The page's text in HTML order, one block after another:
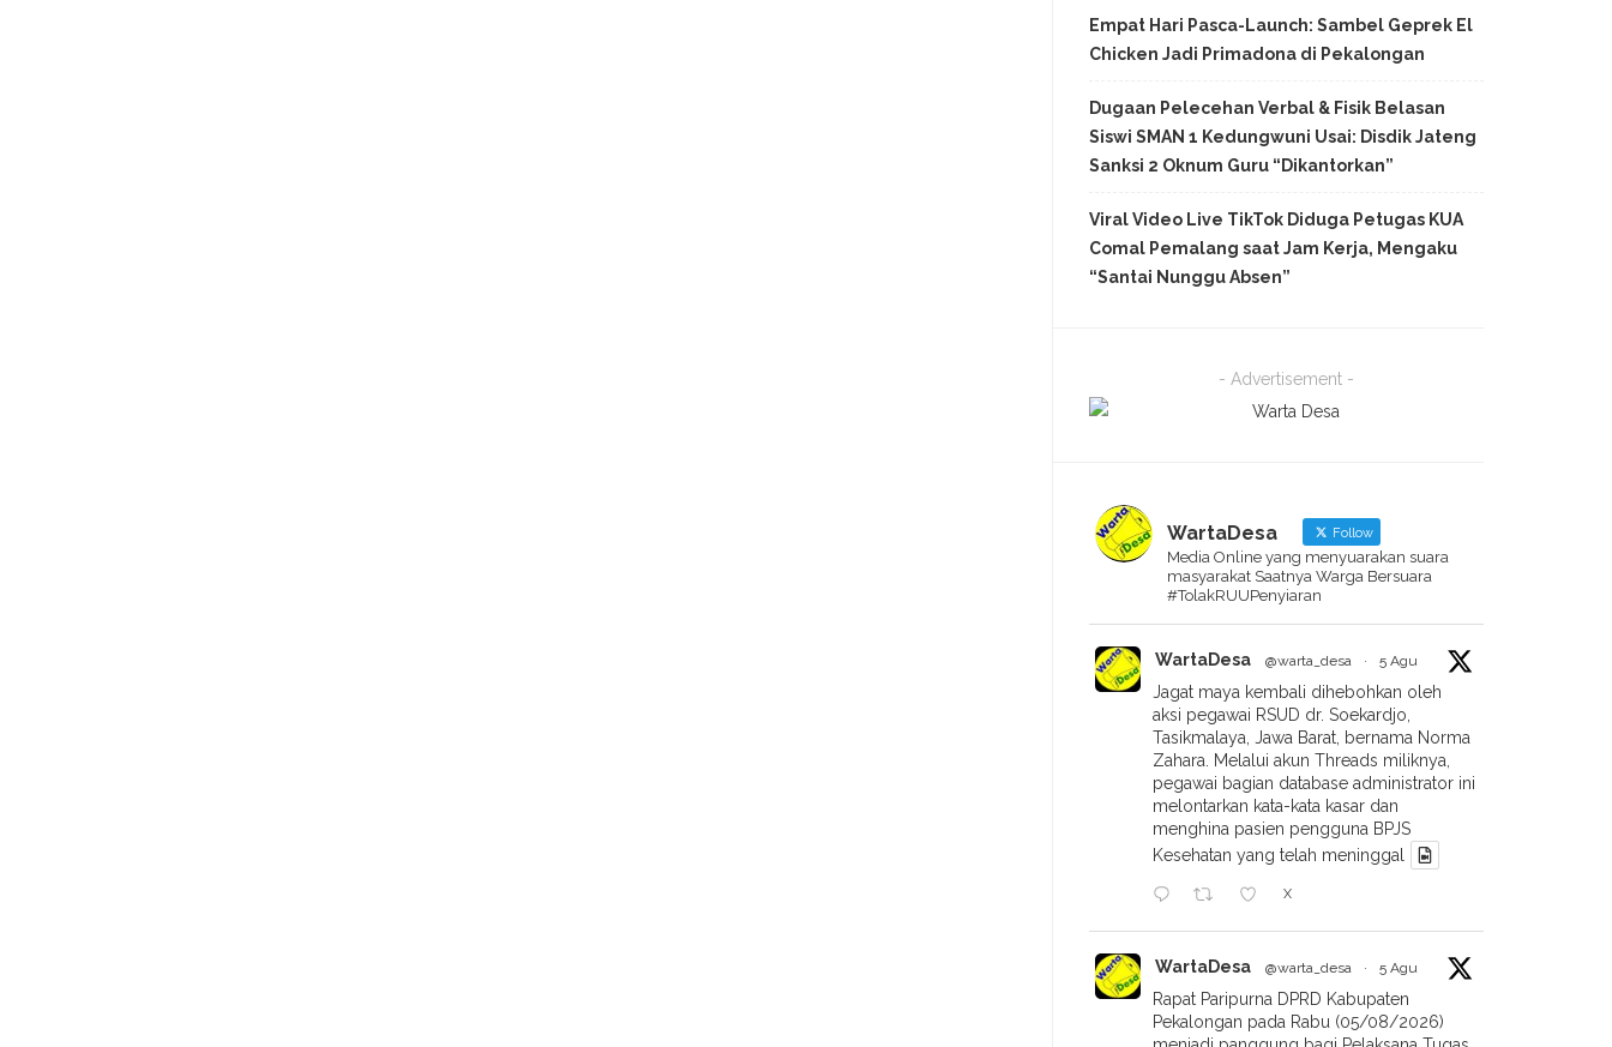
Empat Hari Pasca-Launch: Sambel Geprek El
Chicken Jadi Primadona di Pekalongan
Dugaan Pelecehan Verbal & Fisik Belasan
Siswi SMAN 1 Kedungwuni Usai: Disdik Jateng
Sanksi 2 Oknum Guru “Dikantorkan”
Viral Video Live TikTok Diduga Petugas KUA
Comal Pemalang saat Jam Kerja, Mengaku
“Santai Nunggu Absen”
- Advertisement -
WartaDesa Follow
Media Online yang menyuarakan suara
masyarakat Saatnya Warga Bersuara
#TolakRUUPenyiaran
WartaDesa @warta_desa · 5 Agu
Jagat maya kembali dihebohkan oleh
aksi pegawai RSUD dr. Soekardjo,
Tasikmalaya, Jawa Barat, bernama Norma
Zahara. Melalui akun Threads miliknya,
pegawai bagian database administrator ini
melontarkan kata-kata kasar dan
menghina pasien pengguna BPJS
Kesehatan yang telah meninggal
X
WartaDesa @warta_desa · 5 Agu
Rapat Paripurna DPRD Kabupaten
Pekalongan pada Rabu (05/08/2026)